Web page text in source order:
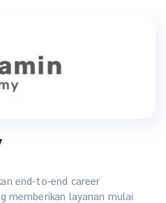
end-to-end career
memberikan layanan mulai